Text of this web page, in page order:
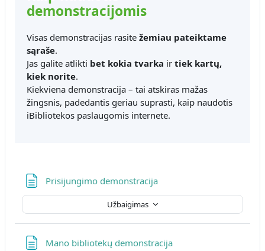
demonstracijomis
Visas demonstracijas rasite žemiau pateiktame
sąraše.
Jas galite atlikti bet kokia tvarka ir tiek kartų,
kiek norite.
Kiekviena demonstracija – tai atskiras mažas
žingsnis, padedantis geriau suprasti, kaip naudotis
iBibliotekos paslaugomis internete.
Prisijungimo demonstracijaPuslapis
Užbaigimas
Mano bibliotekų demonstracijaPuslapis